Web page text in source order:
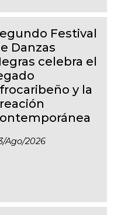
Festival
Danzas
celebra el
y la
ago/2026